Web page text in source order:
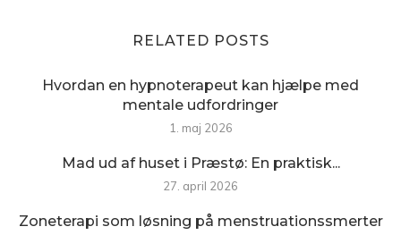
RELATED POSTS
Hvordan en hypnoterapeut kan hjælpe med
mentale udfordringer
1. maj 2026
Mad ud af huset i Præstø: En praktisk...
27. april 2026
Zoneterapi som løsning på menstruationssmerter